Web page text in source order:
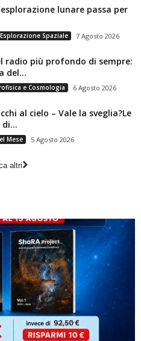
lunare passa per
Spaziale 7 Agosto 2026
radio più profondo di sempre:
del...
e Cosmologia 6 Agosto 2026
al cielo – Vale la sveglia?Le
Mese 5 Agosto 2026
altri